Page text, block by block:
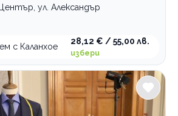
ул. Александър
с Каланхое
28,12 € / 55,00 лв.
избери
tailoring